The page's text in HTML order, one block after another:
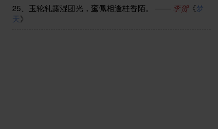
25、 玉轮轧露湿团光，鸾佩相逢桂香陌。 —— 李贺《梦
天》